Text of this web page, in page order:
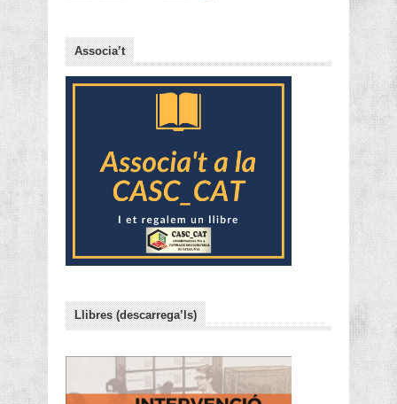
Associa’t
Llibres (descarrega’ls)